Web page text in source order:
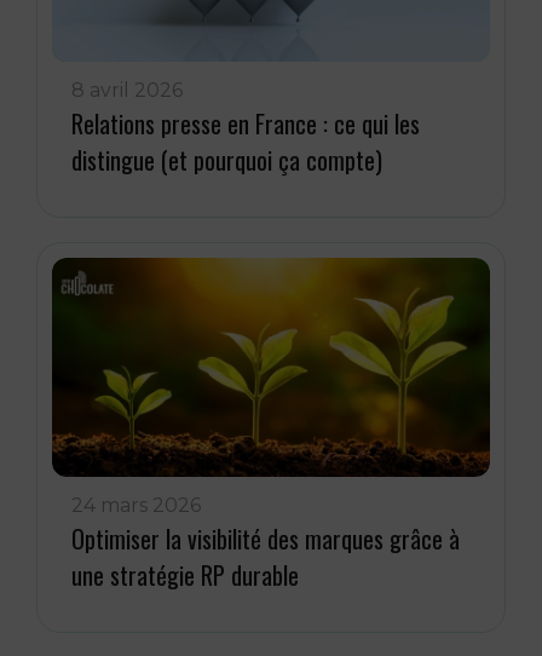
8 avril 2026
Relations presse en France : ce qui les
distingue (et pourquoi ça compte)
24 mars 2026
Optimiser la visibilité des marques grâce à
une stratégie RP durable